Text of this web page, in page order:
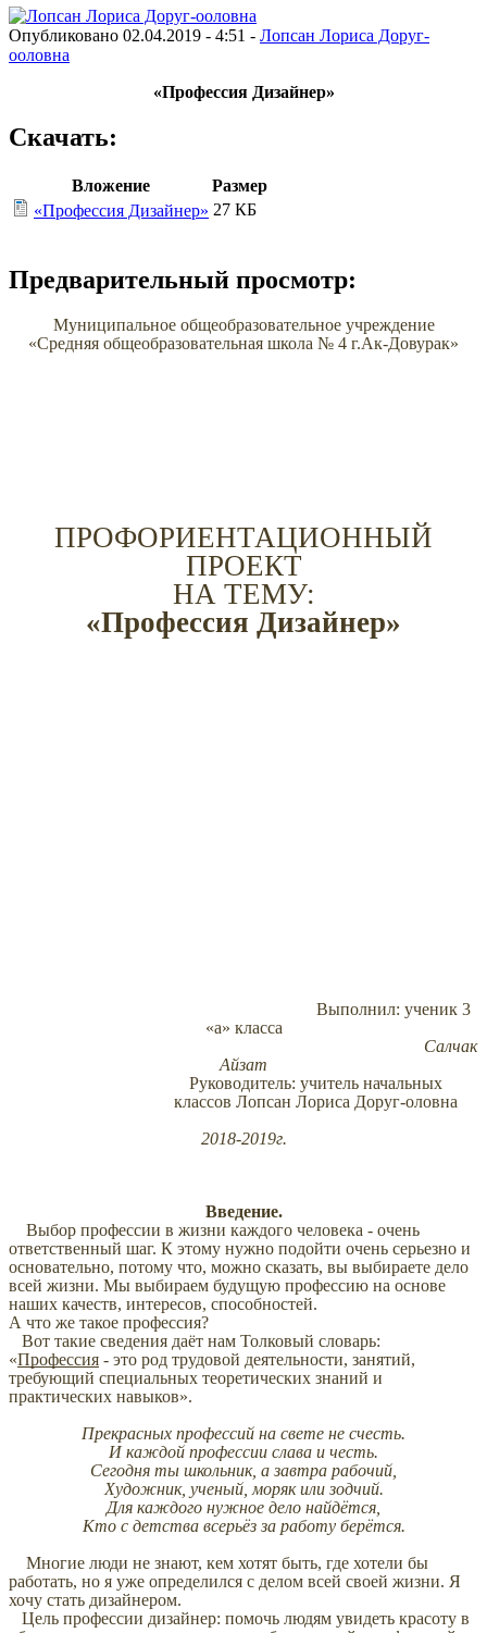
Опубликовано 02.04.2019 - 4:51 - Лопсан Лориса Доруг-
ооловна
«Профессия Дизайнер»
Скачать:
Вложение
Размер
«Профессия Дизайнер» 27 КБ
Предварительный просмотр:
Муниципальное общеобразовательное учреждение
«Средняя общеобразовательная школа № 4 г.Ак-Довурак»
ПРОФОРИЕНТАЦИОННЫЙ
ПРОЕКТ
НА ТЕМУ:
«Профессия Дизайнер»
Выполнил: ученик 3
«а» класса
Салчак
Айзат
Руководитель: учитель начальных
классов Лопсан Лориса Доруг-оловна
2018-2019г.
Введение.
Выбор профессии в жизни каждого человека - очень
ответственный шаг. К этому нужно подойти очень серьезно и
основательно, потому что, можно сказать, вы выбираете дело
всей жизни. Мы выбираем будущую профессию на основе
наших качеств, интересов, способностей.
А что же такое профессия?
Вот такие сведения даёт нам Толковый словарь:
«Профессия - это род трудовой деятельности, занятий,
требующий специальных теоретических знаний и
практических навыков».
Прекрасных профессий на свете не счесть.
И каждой профессии слава и честь.
Сегодня ты школьник, а завтра рабочий,
Художник, ученый, моряк или зодчий.
Для каждого нужное дело найдётся,
Кто с детства всерьёз за работу берётся.
Многие люди не знают, кем хотят быть, где хотели бы
работать, но я уже определился с делом всей своей жизни. Я
хочу стать дизайнером.
Цель профессии дизайнер: помочь людям увидеть красоту в